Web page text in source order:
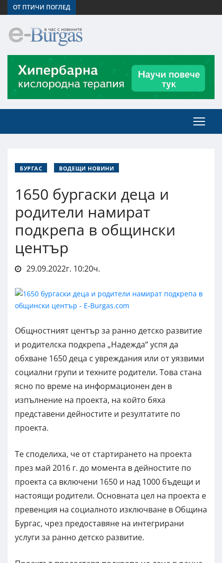
ОТ ПТИЧИ ПОГЛЕД
БУРГАС ВОДЕЩИ НОВИНИ
1650 бургаски деца и
родители намират
подкрепа в общински
център
29.09.2022г. 10:20ч.
Общностният център за ранно детско развитие
и родителска подкрепа „Надежда“ успя да
обхване 1650 деца с увреждания или от уязвими
социални групи и техните родители. Това стана
ясно по време на информационен ден в
изпълнение на проекта, на който бяха
представени дейностите и резултатите по
проекта.
Те споделиха, че от стартирането на проекта
през май 2016 г. до момента в дейностите по
проекта са включени 1650 и над 1000 бъдещи и
настоящи родители. Основната цел на проекта е
превенция на социалното изключване в Община
Бургас, чрез предоставяне на интегрирани
услуги за ранно детско развитие.